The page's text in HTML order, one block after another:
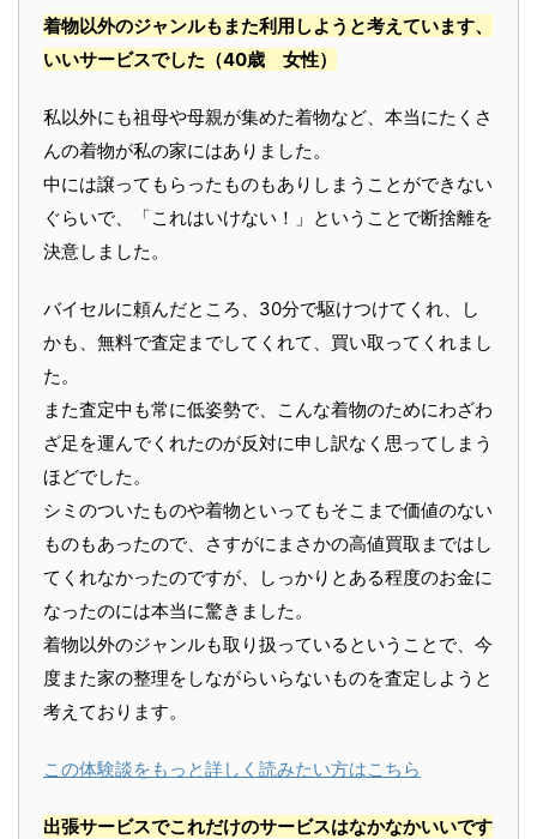
着物以外のジャンルもまた利用しようと考えています、
いいサービスでした （40歳 女性）
私以外にも祖母や母親が集めた着物など、本当にたくさ
んの着物が私の家にはありました。
中には譲ってもらったものもありしまうことができない
ぐらいで、「これはいけない！」ということで断捨離を
決意しました。
バイセルに頼んだところ、30分で駆けつけてくれ、し
かも、無料で査定までしてくれて、買い取ってくれまし
た。
また査定中も常に低姿勢で、こんな着物のためにわざわ
ざ足を運んでくれたのが反対に申し訳なく思ってしまう
ほどでした。
シミのついたものや着物といってもそこまで価値のない
ものもあったので、さすがにまさかの高値買取まではし
てくれなかったのですが、しっかりとある程度のお金に
なったのには本当に驚きました。
着物以外のジャンルも取り扱っているということで、今
度また家の整理をしながらいらないものを査定しようと
考えております。
この体験談をもっと詳しく読みたい方はこちら
出張サービスでこれだけのサービスはなかなかいいです